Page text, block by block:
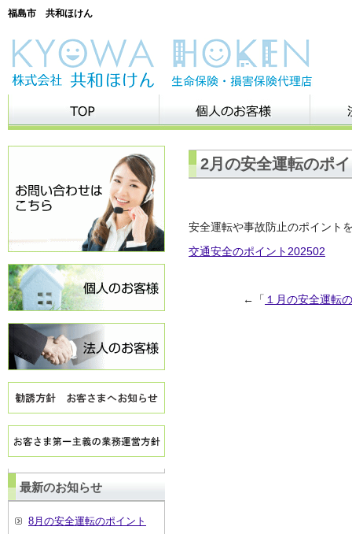
福島市 共和ほけん
2月の安全運転のポ
安全運転や事故防止のポイント
交通安全のポイント202502
←「 １月の安全運転
最新のお知らせ
8月の安全運転のポイント